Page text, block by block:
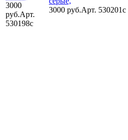
3000
руб.Арт.
530198c
3000 руб.Арт. 530201c